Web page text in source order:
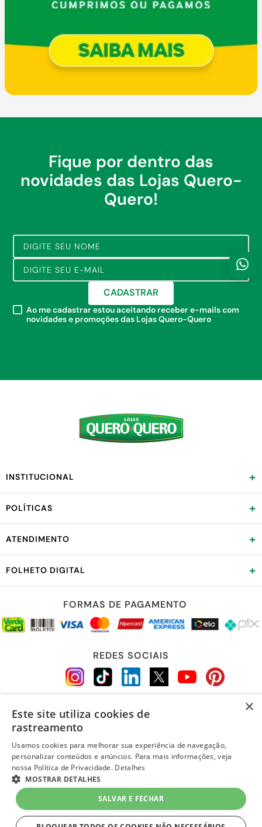
Fique por dentro das
novidades das Lojas Quero-
Quero!
CADASTRAR
Ao me cadastrar estou aceitando receber e-mails com
novidades e promoções das Lojas Quero-Quero
INSTITUCIONAL +
POLÍTICAS +
ATENDIMENTO +
FOLHETO DIGITAL +
FORMAS DE PAGAMENTO
REDES SOCIAIS
LOJA SEGURA
×
Este site utiliza cookies de
rastreamento
Usamos cookies para melhorar sua experiência de navegação,
personalizar conteúdos e anúncios. Para mais informações, veja
nossa Política de Privacidade. Detalhes
MOSTRAR DETALHES
SALVAR E FECHAR